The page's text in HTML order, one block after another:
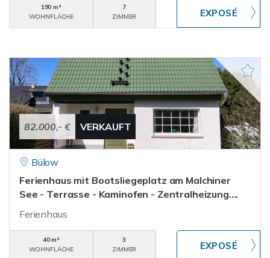
190 m²
WOHNFLÄCHE
7
ZIMMER
82.000,- € VERKAUFT
Bülow
Ferienhaus mit Bootsliegeplatz am Malchiner
See - Terrasse - Kaminofen - Zentralheizung....
Ferienhaus
40 m²
WOHNFLÄCHE
3
ZIMMER